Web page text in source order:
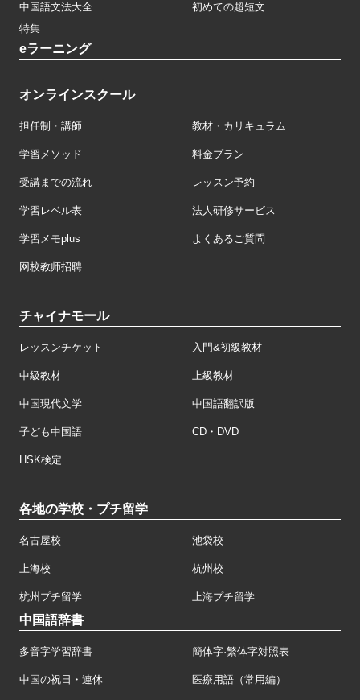
中国語文法大全
初めての超短文
特集
eラーニング
オンラインスクール
担任制・講師 教材・カリキュラム
学習メソッド 料金プラン
受講までの流れ レッスン予約
学習レベル表 法人研修サービス
学習メモplus よくあるご質問
网校教师招聘
チャイナモール
レッスンチケット 入門&初級教材
中級教材 上級教材
中国現代文学 中国語翻訳版
子ども中国語 CD・DVD
HSK検定
各地の学校・プチ留学
名古屋校 池袋校
上海校 杭州校
杭州プチ留学 上海プチ留学
中国語辞書
多音字学習辞書 簡体字·繁体字対照表
中国の祝日・連休 医療用語（常用編）